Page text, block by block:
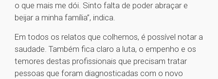
o que mais me dói. Sinto falta de poder abraçar e
beijar a minha família”, indica.
Em todos os relatos que colhemos, é possível notar a
saudade. Também fica claro a luta, o empenho e os
temores destas profissionais que precisam tratar
pessoas que foram diagnosticadas com o novo